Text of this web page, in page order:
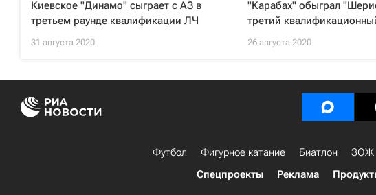
Киевское "Динамо" сыграет с АЗ в
третьем раунде квалификации ЛЧ
31 августа 2020
"Карабах" обыграл
третий
26 августа 2020
Футбол Фигурное катание Биатлон ЗОЖ
Спецпроекты
Реклама